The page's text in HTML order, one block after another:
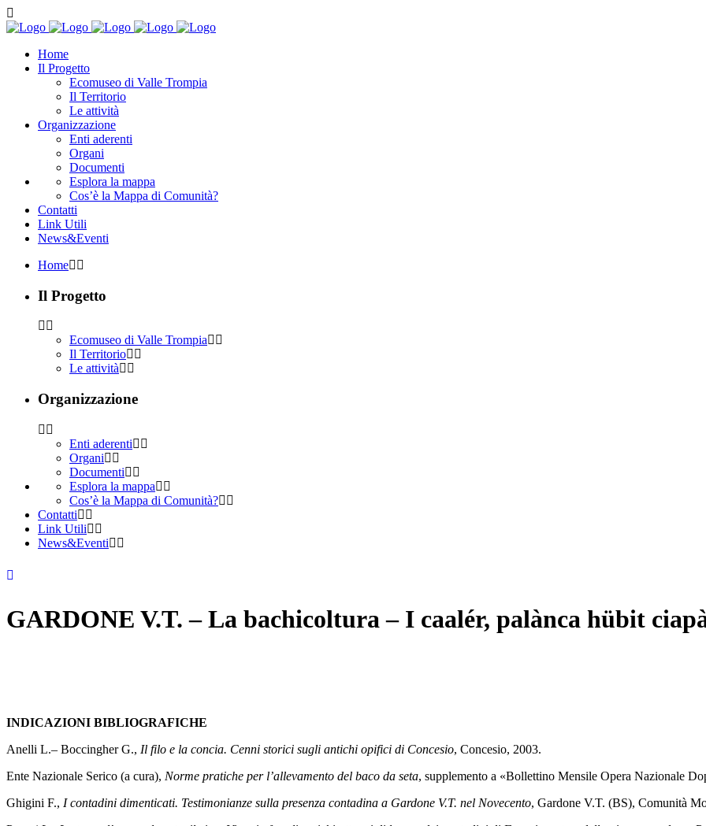
Home
Il Progetto
Ecomuseo di Valle Trompia
Il Territorio
Le attività
Organizzazione
Enti aderenti
Organi
Documenti
Esplora la mappa
Cos’è la Mappa di Comunità?
Contatti
Link Utili
News&Eventi
Home
Il Progetto
Ecomuseo di Valle Trompia
Il Territorio
Le attività
Organizzazione
Enti aderenti
Organi
Documenti
Esplora la mappa
Cos’è la Mappa di Comunità?
Contatti
Link Utili
News&Eventi
GARDONE V.T. – La bachicoltura – I caalér, palànca hübit
INDICAZIONI BIBLIOGRAFICHE
Anelli L.– Boccingher G., Il filo e la concia. Cenni storici sugli antichi opifici di Concesio, Concesio, 2003.
Ente Nazionale Serico (a cura), Norme pratiche per l’allevamento del baco da seta, supplemento a «Bollettino Mensile Opera Nazionale
Ghigini F., I contadini dimenticati. Testimonianze sulla presenza contadina a Gardone V.T. nel Novecento, Gardone V.T. (BS), Comunità